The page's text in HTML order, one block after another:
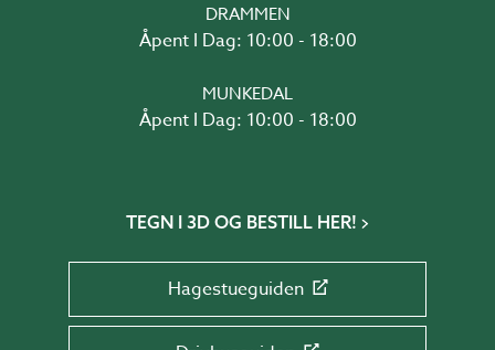
DRAMMEN
Åpent I Dag: 10:00 - 18:00
MUNKEDAL
Åpent I Dag: 10:00 - 18:00
TEGN I 3D OG BESTILL HER!
Hagestueguiden